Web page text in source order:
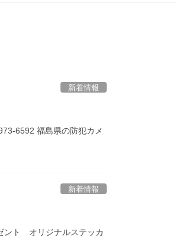
新着情報
6592 福島県の防犯カメ
新着情報
ト オリジナルステッカ